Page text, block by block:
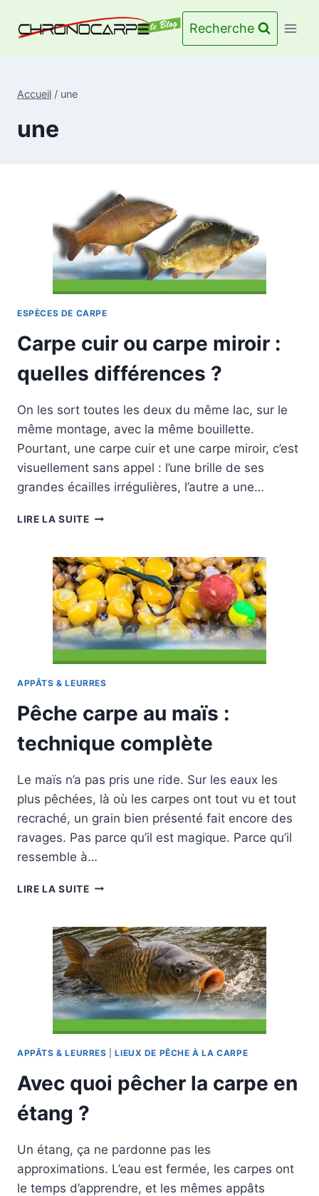
Recherche
Accueil / une
une
ESPÈCES DE CARPE
Carpe cuir ou carpe miroir :
quelles différences ?
On les sort toutes les deux du même lac, sur le
même montage, avec la même bouillette.
Pourtant, une carpe cuir et une carpe miroir, c’est
visuellement sans appel : l’une brille de ses
grandes écailles irrégulières, l’autre a une…
LIRE LA SUITECARPE
CARPE
MIROIR
:
QUELLES
DIFFÉRENCES
?
APPÂTS & LEURRES
Pêche carpe au maïs :
technique complète
Le maïs n’a pas pris une ride. Sur les eaux les
plus pêchées, là où les carpes ont tout vu et tout
recraché, un grain bien présenté fait encore des
ravages. Pas parce qu’il est magique. Parce qu’il
ressemble à…
LIRE LA SUITEPÊCHE
MAÏS
:
TECHNIQUE
COMPLÈTE
APPÂTS & LEURRES |LIEUX DE PÊCHE À LA CARPE
Avec quoi pêcher la carpe en
étang ?
Un étang, ça ne pardonne pas les
approximations. L’eau est fermée, les carpes ont
le temps d’apprendre, et les mêmes appâts